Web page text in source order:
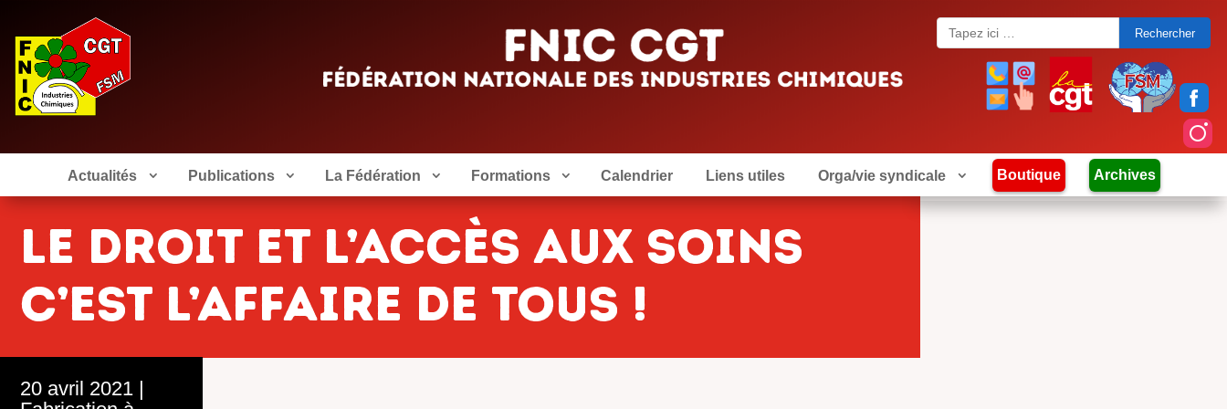
Search
for:
Actualités Publications La Fédération Formations Calendrier Liens utiles Orga/vie syndicale Boutique Archives
le droit et l’accès aux soins
c’est l’affaire de tous !
20 avril 2021 |